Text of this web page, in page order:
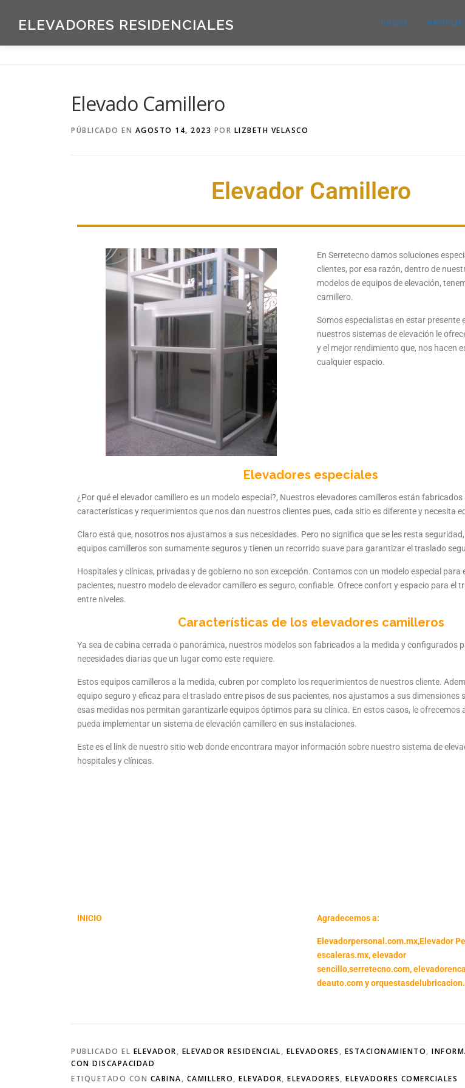
ELEVADORES RESIDENCIALES INICIO
Elevado Camillero
PÚBLICADO EN AGOSTO 14, 2023 POR LIZBETH VELASCO
Elevador Camillero
En Serretecno damos soluciones
clientes, por esa razón, dentro de
modelos de equipos de elevación,
camillero.
Somos especialistas en estar presente
nuestros sistemas de elevación le
y el mejor rendimiento que, nos hacen
cualquier espacio.
Elevadores especiales
¿Por qué el elevador camillero es un modelo especial?, Nuestros elevadores camilleros están fabricados
características y requerimientos que nos dan nuestros clientes pues, cada sitio es diferente y necesita
Claro está que, nosotros nos ajustamos a sus necesidades. Pero no significa que se les resta
equipos camilleros son sumamente seguros y tienen un recorrido suave para garantizar el traslado
Hospitales y clínicas, privadas y de gobierno no son excepción. Contamos con un modelo especial para
pacientes, nuestro modelo de elevador camillero es seguro, confiable. Ofrece confort y espacio para el
entre niveles.
Características de los elevadores camilleros
Ya sea de cabina cerrada o panorámica, nuestros modelos son fabricados a la medida y configurados
necesidades diarias que un lugar como este requiere.
Estos equipos camilleros a la medida, cubren por completo los requerimientos de nuestros cliente.
equipo seguro y eficaz para el traslado entre pisos de sus pacientes, nos ajustamos a sus dimensiones
esas medidas nos permitan garantizarle equipos óptimos para su clínica. En estos casos, le ofrecemos
pueda implementar un sistema de elevación camillero en sus instalaciones.
Este es el link de nuestro sitio web donde encontrara mayor información sobre nuestro sistema de
hospitales y clínicas.
INICIO Agradecemos a:
Elevadorpersonal.com.mx,Elevador
escaleras.mx,elevador
sencillo,serretecno.com,
deauto.comy
PUBLICADO EL ELEVADOR, ELEVADOR RESIDENCIAL, ELEVADORES , ESTACIONAMIENTO,
CON DISCAPACIDAD
ETIQUETADO CON CABINA, CAMILLERO, ELEVADOR, ELEVADORES, ELEVADORES COMERCIALES